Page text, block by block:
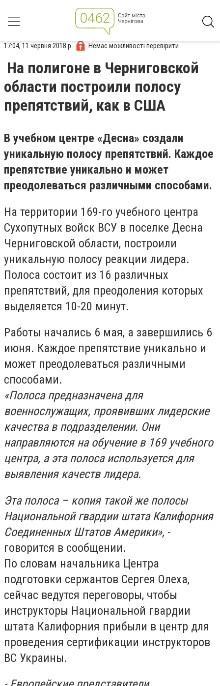
17:04, 11 червня 2018 р. Немає можливості перевірити
На полигоне в Черниговской
области построили полосу
препятствий, как в США
В учебном центре «Десна» создали
уникальную полосу препятствий. Каждое
препятствие уникально и может
преодолеваться различными способами.
На территории 169-го учебного центра
Сухопутных войск ВСУ в поселке Десна
Черниговской области, построили
уникальную полосу реакции лидера.
Полоса состоит из 16 различных
препятствий, для преодоления которых
выделяется 10-20 минут.
Работы начались 6 мая, а завершились 6
июня. Каждое препятствие уникально и
может преодолеваться различными
способами.
«Полоса предназначена для
военнослужащих, проявивших лидерские
качества в подразделении. Они
направляются на обучение в 169 учебного
центра, а эта полоса используется для
выявления качеств лидера.
Эта полоса – копия такой же полосы
Национальной гвардии штата Калифорния
Соединенных Штатов Америки», -
говорится в сообщении.
По словам начальника Центра
подготовки сержантов Сергея Олеха,
сейчас ведутся переговоры, чтобы
инструкторы Национальной гвардии
штата Калифорния прибыли в центр для
проведения сертификации инструкторов
ВС Украины.